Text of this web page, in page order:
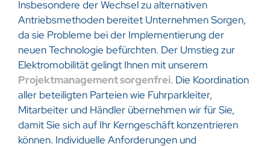
Insbesondere der Wechsel zu alternativen
Antriebsmethoden bereitet Unternehmen Sorgen,
da sie Probleme bei der Implementierung der
neuen Technologie befürchten. Der Umstieg zur
Elektromobilität gelingt Ihnen mit unserem
Projektmanagement sorgenfrei. Die Koordination
aller beteiligten Parteien wie Fuhrparkleiter,
Mitarbeiter und Händler übernehmen wir für Sie,
damit Sie sich auf Ihr Kerngeschäft konzentrieren
können. Individuelle Anforderungen und